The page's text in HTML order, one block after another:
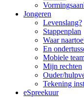
Jongeren
Levenslang?
Stappenplan
Waar
En
Mobiele
Mijn rechten
Ouder/
Tekening
eSpreekuur